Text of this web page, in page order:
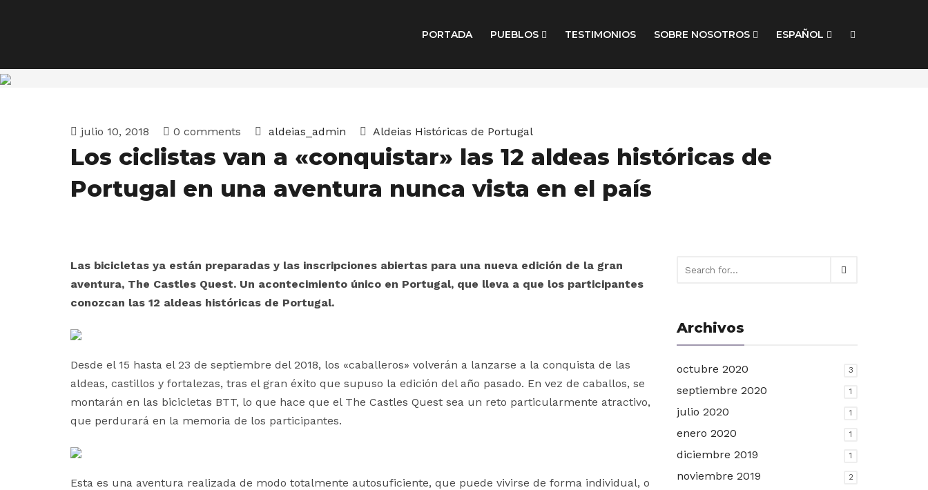
PORTADA PUEBLOS TESTIMONIOS SOBRE NOSOTROS ESPAÑOL
julio 10, 2018 0 comments aldeias_admin Aldeias Históricas de Portugal
Los ciclistas van a «conquistar» las 12 aldeas históricas de
Portugal en una aventura nunca vista en el país
Las bicicletas ya están preparadas y las inscripciones abiertas para una nueva edición de la gran
aventura, The Castles Quest. Un acontecimiento único en Portugal, que lleva a que los participantes
conozcan las 12 aldeas históricas de Portugal.
Desde el 15 hasta el 23 de septiembre del 2018, los «caballeros» volverán a lanzarse a la conquista de las
aldeas, castillos y fortalezas, tras el gran éxito que supuso la edición del año pasado. En vez de caballos, se
montarán en las bicicletas BTT, lo que hace que el The Castles Quest sea un reto particularmente atractivo,
que perdurará en la memoria de los participantes.
Esta es una aventura realizada de modo totalmente autosuficiente, que puede vivirse de forma individual, o
Archivos
octubre 2020 3
septiembre 2020 1
julio 2020 1
enero 2020 1
diciembre 2019 1
noviembre 2019 2